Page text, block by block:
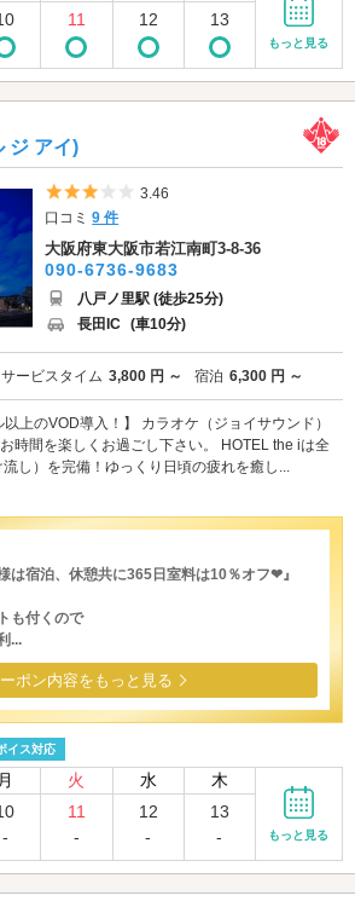
11 12 13
もっと見る
ジ アイ)
5つ星のうち3
3.46
口コミ9 件
大阪府東大阪市若江南町3-8-36
090-6736-9683
八戸ノ里駅 (徒歩25分)
長田IC (車10分)
サービスタイム 3,800 円 ～ 宿泊 6,300 円 ～
以上のVOD導入！】 カラオケ（ジョイサウンド）
時間を楽しくお過ごし下さい。 HOTEL the iは全
し）を完備！ゆっくり日頃の疲れを癒し...
は宿泊、休憩共に365日室料は10％オフ❤︎』
も付くので
...
ポン内容をもっと見る
イス対応
月 火 水 木
-
11
-
12
-
13
-
もっと見る